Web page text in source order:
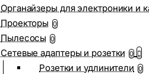
Органайзеры для электроники и
Проекторы 0
Пылесосы 0
Сетевые адаптеры и розетки 0
Розетки и удлинители 0